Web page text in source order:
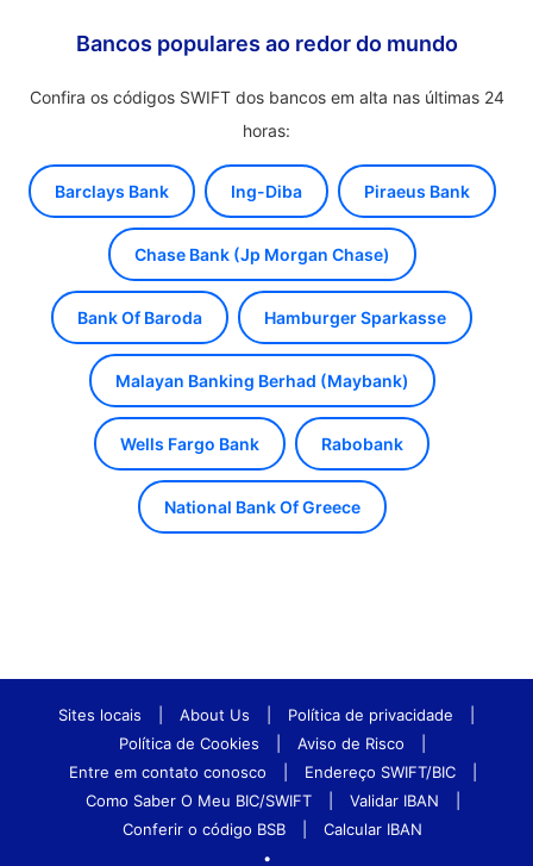
Bancos populares ao redor do mundo
Confira os códigos SWIFT dos bancos em alta nas últimas 24
horas:
Barclays Bank Ing-Diba Piraeus Bank
Chase Bank (Jp Morgan Chase)
Bank Of Baroda Hamburger Sparkasse
Malayan Banking Berhad (Maybank)
Wells Fargo Bank Rabobank
National Bank Of Greece
Sites locais About Us Política de privacidade
Política de Cookies
Aviso de Risco
Entre em contato conosco
Endereço SWIFT/BIC
Como Saber O Meu BIC/SWIFT
Validar IBAN
Conferir o código BSB
Calcular IBAN
•